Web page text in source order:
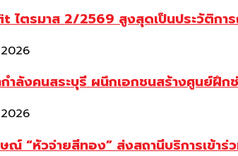
ไตรมาส 2/2569 สูงสุดเป็นประวัติกา
ำลังคนสระบุรี ผนึกเอกชนสร้างศูนย์ฝึก
“หัวจ่ายสีทอง” ส่งสถานีบริการเข้า